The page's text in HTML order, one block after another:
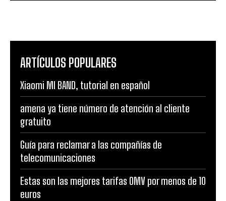
ARTÍCULOS POPULARES
Xiaomi MI BAND, tutorial en español
amena ya tiene número de atención al cliente
gratuito
Guía para reclamar a las compañías de
telecomunicaciones
Estas son las mejores tarifas OMV por menos de 10
euros